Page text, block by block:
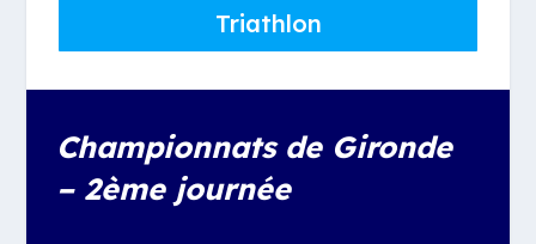
Triathlon
Championnats de Gironde
– 2ème journée